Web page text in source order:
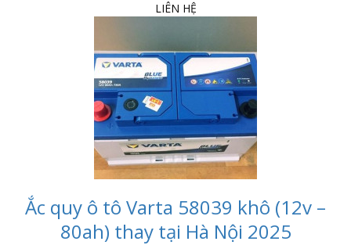
LIÊN HỆ
Ắc quy ô tô Varta 58039 khô (12v –
80ah) thay tại Hà Nội 2025